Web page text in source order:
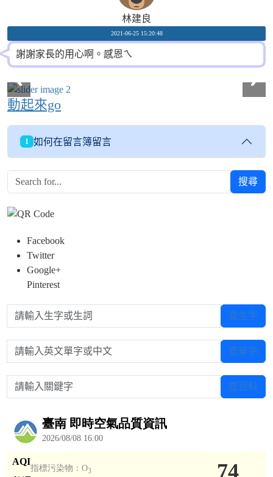
林建良
2021-06-25 15:20:48
謝謝家長的用心啊。感恩ㄟ
動起來go
1 如何在留言簿留言
搜尋
Facebook
Twitter
Google+
Pinterest
請輸入生字或生詞 查生字
請輸入英文單字或中文 查單字
請輸入關鍵字 查百科